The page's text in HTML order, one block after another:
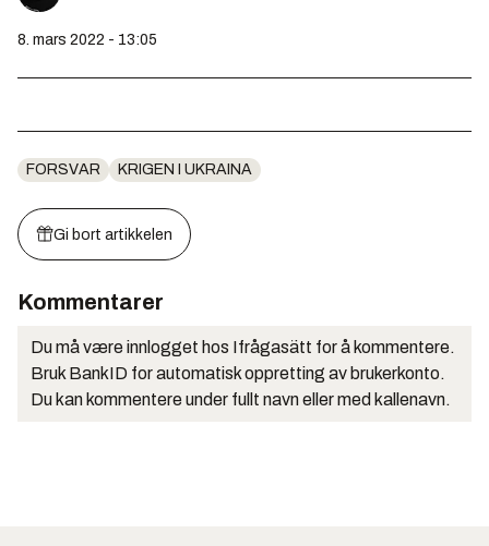
8. mars 2022 - 13:05
FORSVAR KRIGEN I UKRAINA
Gi bort artikkelen
Kommentarer
Du må være innlogget hos Ifrågasätt for å kommentere.
Bruk BankID for automatisk oppretting av brukerkonto.
Du kan kommentere under fullt navn eller med kallenavn.